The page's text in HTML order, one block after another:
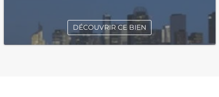
DÉCOUVRIR CE BIEN